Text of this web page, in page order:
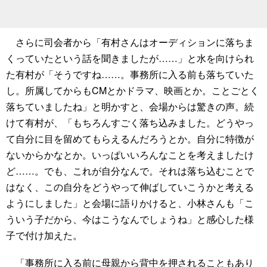
さらに司会者から「有村さんはオーディションに落ちま
くっていたという話を聞きましたが……」と水を向けられ
た有村が「そうですね……。事務所に入る前も落ちていた
し。所属してからもCMとかドラマ、映画とか。ことごとく
落ちていましたね」と明かすと、会場からは驚きの声。続
けて有村が、「もちろんすごく落ち込みました。どうやっ
て自分に目を留めてもらえるんだろうとか。自分に特徴が
ないからかなとか。いっぱいいろんなことを考えましたけ
ど……。でも、これが自分なんで。それは落ち込むことで
はなく、この自分をどうやって伸ばしていこうかと考える
ようにしました」と会場に語りかけると、小林さんも「こ
ういう子だから、今はこうなんでしょうね」と感心した様
子で付け加えた。
「事務所に入る前に母親から背中を押されることもあり